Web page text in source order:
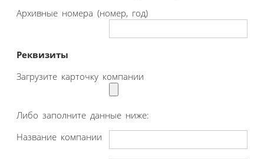
Архивные номера (номер, год)
Реквизиты
Загрузите карточку компании
Либо заполните данные ниже:
Название компании